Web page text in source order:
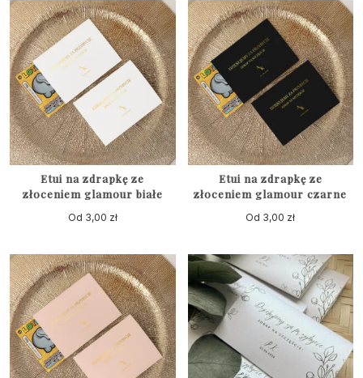
Etui na zdrapkę ze
złoceniem glamour białe
Od 3,00 zł
Etui na zdrapkę ze
złoceniem glamour czarne
Od 3,00 zł